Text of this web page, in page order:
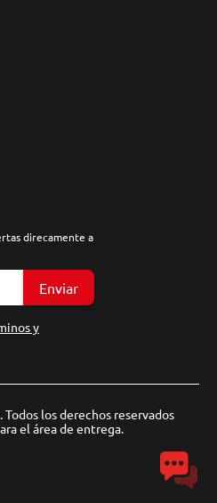
direcamente a
Enviar
y
los derechos reservados
el área de entrega.